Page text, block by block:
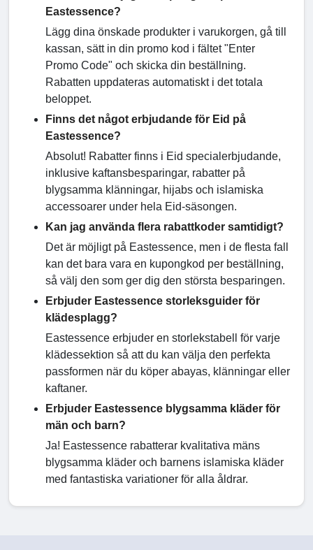
Eastessence?
Lägg dina önskade produkter i varukorgen, gå till
kassan, sätt in din promo kod i fältet "Enter
Promo Code" och skicka din beställning.
Rabatten uppdateras automatiskt i det totala
beloppet.
Finns det något erbjudande för Eid på
Eastessence?
Absolut! Rabatter finns i Eid specialerbjudande,
inklusive kaftansbesparingar, rabatter på
blygsamma klänningar, hijabs och islamiska
accessoarer under hela Eid-säsongen.
Kan jag använda flera rabattkoder samtidigt?
Det är möjligt på Eastessence, men i de flesta fall
kan det bara vara en kupongkod per beställning,
så välj den som ger dig den största besparingen.
Erbjuder Eastessence storleksguider för
klädesplagg?
Eastessence erbjuder en storlekstabell för varje
klädessektion så att du kan välja den perfekta
passformen när du köper abayas, klänningar eller
kaftaner.
Erbjuder Eastessence blygsamma kläder för
män och barn?
Ja! Eastessence rabatterar kvalitativa mäns
blygsamma kläder och barnens islamiska kläder
med fantastiska variationer för alla åldrar.